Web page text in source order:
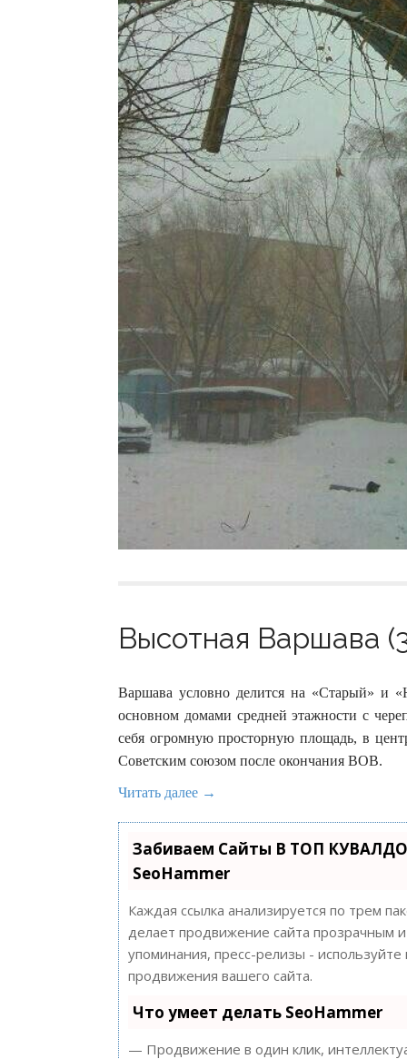
Высотная Варшава
Варшава условно делится на «Старый» и
основном домами средней этажности с
себя огромную просторную площадь, в
Советским союзом после окончания ВОВ.
Читать далее →
Забиваем Сайты В ТОП
SeoHammer
Каждая ссылка анализируется по трем
делает продвижение сайта прозрачным
упоминания, пресс-релизы -
продвижения вашего сайта.
Что умеет делать SeoHammer
— Продвижение в один клик,